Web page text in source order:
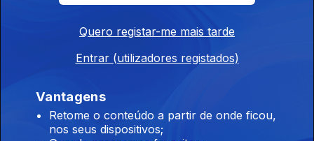
Império dos Sentidos
Circunvalasound
20 abr. 2026
RnR Hall of Fame, Coachela e Massive Attack
Quero registar-me mais tarde
Entrar (utilizadores registados)
Vantagens
Retome o conteúdo a partir de onde ficou,
nos seus dispositivos;